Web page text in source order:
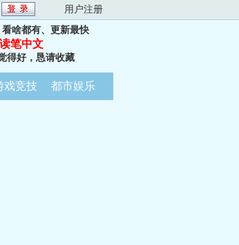
用户注册
啥都有、更新最快
读笔中文
得好，恳请收藏
戏竞技 都市娱乐